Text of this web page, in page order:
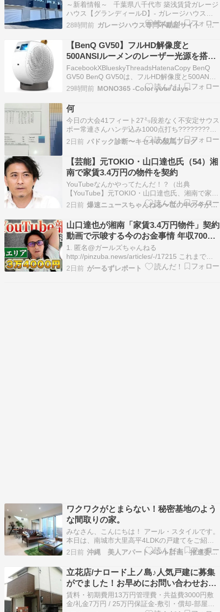
～新着情報～ 千葉県八千代市 築浅賃貸ガレージ
ハウス【グランディールD】- ガレージハウスを
お探しなら【いえとくるまと】 千葉県八千代市
築浅賃貸ガレージハウス【グランディールD】
「003」号室賃料値下げいたしました！ さらに、
「004」号室がご紹介可能になりました！ …
28時間前 ガレージハウス専門不動産サイト ガレージハウスブログ
【BenQ GV50】フルHD解像度と
500ANSIルーメンのレーザー光源を搭載
した、天井投写にも対応するホーム向け
モバイルプロジェクターがAmazonにて
17%OFFの99,434円
FacebookXBlueskyThreadsHatenaCopy BenQ
GV50 BenQ GV50は、フルHD解像度と500ANSI
ルーメンのレーザー光源を搭載した、天井投写に
も対応するホーム向けモバイルプロジェクターで
す。丸みのあるボディと回転スタンドにより、壁
はもちろ…
29時間前 MONO365 -Color your days-
何
今日の大会41フィート27㍉段差なく不安定サウス
ポー常連さんハンデ込み1000点打ち????????他
のレーンはタップが多いさて練習サムホールドリ
ル直したフェイズスターレッドリボルトゴールド
ラベル1️⃣ゲーム 168ゴールドラベルでストライク
4️⃣つ10ピンミス 2️⃣個セブン…
2日前 パドック診断〜キセキの競馬ブログ
【芸能】元TOKIO・山口達也氏（54）湘
南で家賃3.4万円の物件を契約
YouTubeなんかやってたんだ！？（出典
【YouTube】元TOKIO・山口達也氏、湘南で家賃
3.4万円の物件を契約 ロフト付きワンルームの“新
拠点”を公開「十分」 [Ailuropoda
melanoleuca★]）1 Ailuropoda melanoleuca ★
：…
2日前 爆速ニュースちゃんねる〜世の中の今がまるわかり〜
山口達也が湘南「家賃3.4万円物件」契約
動画で示唆する今のお金事情 年収7000
万円を否定過去も
1. 匿名@ガールズちゃんねる
http://pinzuba.news/articles/-/17215 これまで期
間限定で借りていた3万5000円の都内の物件に内
装工事が入るため、退去することとなり、知り合
2日前 がーるずレポート
ワクワクがとまらない！秘密基地のよう
な間取りの家。
みなさん、こんにちは！ アール・スタイルです。
本日は、南城市大里高平4LDKの戸建てをご紹介
いたします♪こちらはオーナーチェンジ物件とな
っております。 －－－－－－－－－－－－－－－
－ 物件名：高平10 アールキューブ＋メザニンロ
フト 住 所：沖縄県南城市大里高平 間取り：4L…
2日前 沖縄 美人アパートメント計画 推進委員会
立花店/ナロード上ノ島♪人気戸建に募集
がでました！お早めにお問い合わせお待
ちしております！
賃料・初期費用13万円管理費・共益費3000円敷
金/礼金7万円 / 25万円保証金-敷引・償却-部屋情